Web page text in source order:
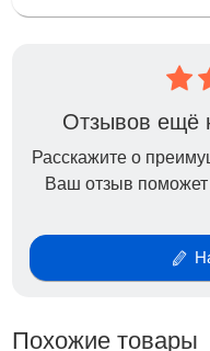
Отзывов ещё
Расскажите о
Ваш отзыв поможет
Похожие товары